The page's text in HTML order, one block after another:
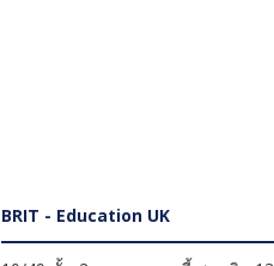
BRIT - Education UK